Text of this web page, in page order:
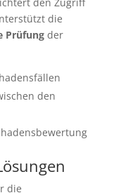
die
Prüfungder
den
die